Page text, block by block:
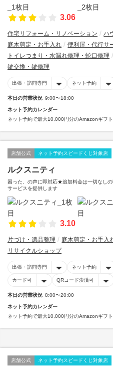
3.06
住宅リフォーム・リノベーション
ハ
庭木剪定・お手入れ
便利屋・代行サ
トイレつまり・水漏れ修理・蛇口修理
鍵交換・鍵修理
出張・訪問専門 ネット予約
本日の営業状況 9:00〜18:00
ネット予約カレンダー
ネット予約で最大10,000円分のAmazonギフト
店舗公式 ネット予約スピードくじ対象店
ルクスニティ
困った、の声に即対応★追加料金は一切なし
サービスを提供します
3.10
片づけ・遺品整理 庭木剪定・お手入
リサイクルショップ
出張・訪問専門 ネット予約
カード可 QRコード決済可
本日の営業状況 8:00〜20:00
ネット予約カレンダー
ネット予約で最大10,000円分のAmazonギフト
店舗公式 ネット予約スピードくじ対象店